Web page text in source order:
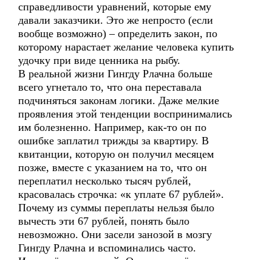
справедливости уравнений, которые ему
давали заказчики. Это же непросто (если
вообще возможно) – определить закон, по
которому нарастает желание человека купить
удочку при виде ценника на рыбу.
В реальной жизни Гингду Рлачна больше
всего угнетало то, что она переставала
подчиняться законам логики. Даже мелкие
проявления этой тенденции воспринимались
им болезненно. Например, как-то он по
ошибке заплатил трижды за квартиру. В
квитанции, которую он получил месяцем
позже, вместе с указанием на то, что он
переплатил несколько тысяч рублей,
красовалась строчка: «к уплате 67 рублей».
Почему из суммы переплаты нельзя было
вычесть эти 67 рублей, понять было
невозможно. Они засели занозой в мозгу
Гингду Рлачна и вспоминались часто.